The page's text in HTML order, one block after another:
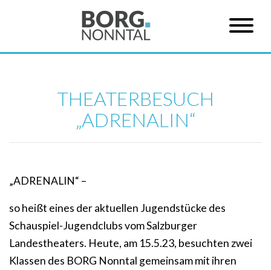
THEATERBESUCH
„ADRENALIN“
„ADRENALIN“ –
so heißt eines der aktuellen Jugendstücke des
Schauspiel-Jugendclubs vom Salzburger
Landestheaters. Heute, am 15.5.23, besuchten zwei
Klassen des BORG Nonntal gemeinsam mit ihren